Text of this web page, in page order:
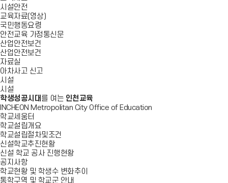
시설안전
교육자료(영상)
국민행동요령
안전교육 가정통신문
산업안전보건
산업안전보건
자료실
아차사고 신고
시설
시설
학생성공시대 를 여는 인천교육
INCHEON Metropolitan City Office of Education
학교세움터
학교설립개요
학교설립절차및조건
신설학교추진현황
신설 학교 공사 진행현황
공지사항
학교현황 및 학생수 변화추이
통학구역 및 학교군 안내